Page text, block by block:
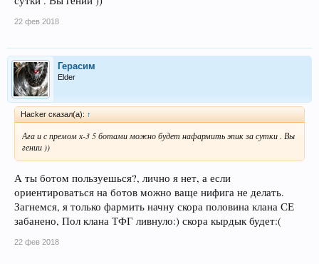
22 фев 2018
Герасим
Elder
Hacker сказал(а): ↑
Ага и с премом х-3 5 ботами можно будет нафармить эпик за сутки . Вы
гении ))
А ты ботом пользуешься?, лично я нет, а если
ориентироваться на ботов можно ваще нифига не делать.
Загнемся, я только фармить начну скора половина клана СЕ
забанено, Пол клана ТФГ ливнуло:) скора кырдык будет:(
22 фев 2018